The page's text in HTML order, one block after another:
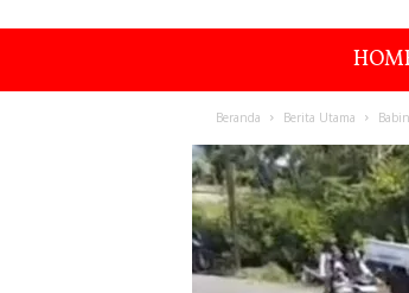
Beranda Berita Utama